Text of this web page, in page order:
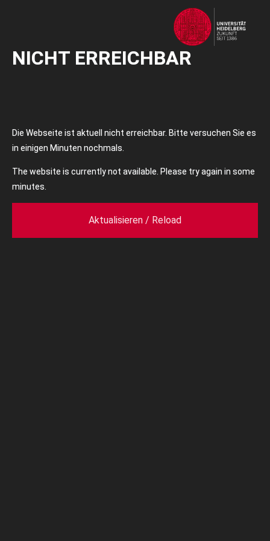
NICHT ERREICHBAR
Die Webseite ist aktuell nicht erreichbar. Bitte versuchen Sie es
in einigen Minuten nochmals.
The website is currently not available. Please try again in some
minutes.
Aktualisieren / Reload